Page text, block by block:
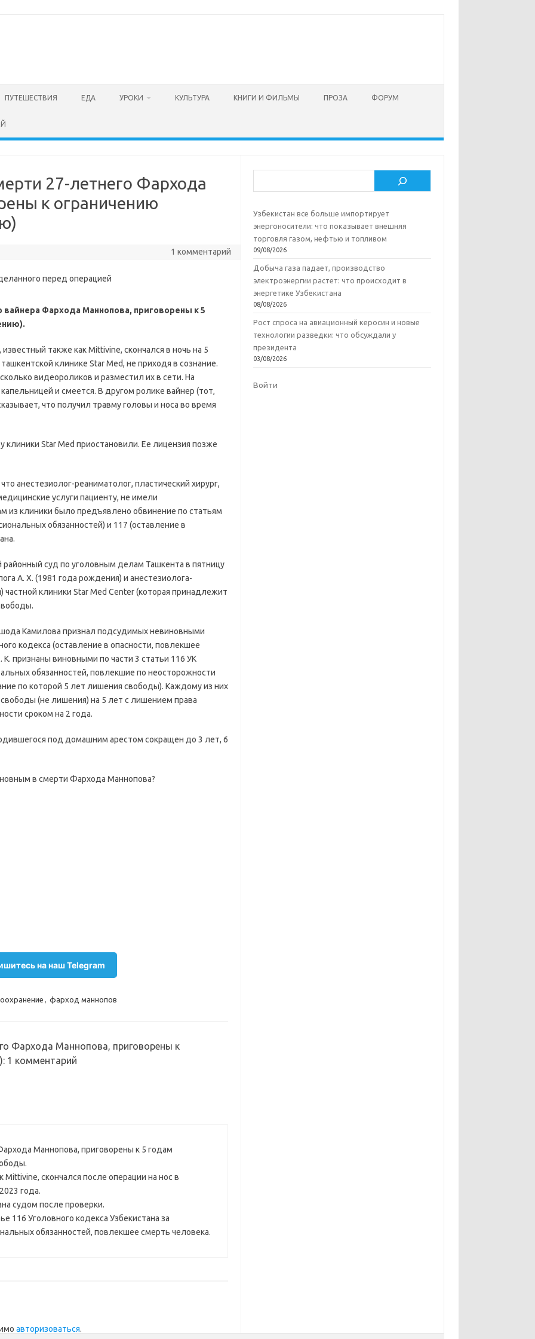
ПУТЕШЕСТВИЯ ЕДА УРОКИ КУЛЬТУРА КНИГИ И ФИЛЬМЫ ПРОЗА ФОРУМ
27-летнего Фархода
к ограничению
1 комментарий
Фархода Маннопова, приговорены к 5
также как Mittivine, скончался в ночь на 5
клинике Star Med, не приходя в сознание.
видеороликов и разместил их в сети. На
и смеется. В другом ролике вайнер (тот,
что получил травму головы и носа во время
Star Med приостановили. Ее лицензия позже
анестезиолог-реаниматолог, пластический хирург,
услуги пациенту, не имели
из клиники было предъявлено обвинение по статьям
обязанностей) и 117 (оставление в
районный суд по уголовным делам Ташкента в пятницу
А. Х. (1981 года рождения) и анестезиолога-
клиники Star Med Center (которая принадлежит
Камилова признал подсудимых невиновными
кодекса (оставление в опасности, повлекшее
признаны виновными по части 3 статьи 116 УК
обязанностей, повлекшие по неосторожности
по которой 5 лет лишения свободы). Каждому из них
(не лишения) на 5 лет с лишением права
сроком на 2 года.
под домашним арестом сокращен до 3 лет, 6
в смерти Фархода Маннопова?
на наш Telegram
, фарход маннопов
Фархода Маннопова, приговорены к
: 1 комментарий
Маннопова, приговорены к 5 годам
скончался после операции на нос в
года.
судом после проверки.
116 Уголовного кодекса Узбекистана за
обязанностей, повлекшее смерть человека.
авторизоваться.
Узбекистан все больше импортирует
энергоносители: что показывает внешняя
торговля газом, нефтью и топливом
09/08/2026
Добыча газа падает, производство
электроэнергии растет: что происходит в
энергетике Узбекистана
08/08/2026
Рост спроса на авиационный керосин и новые
технологии разведки: что обсуждали у
президента
03/08/2026
Войти